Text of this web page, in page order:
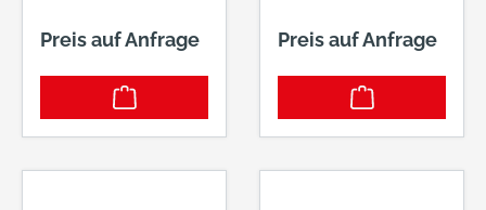
Preis auf Anfrage Preis auf Anfrage